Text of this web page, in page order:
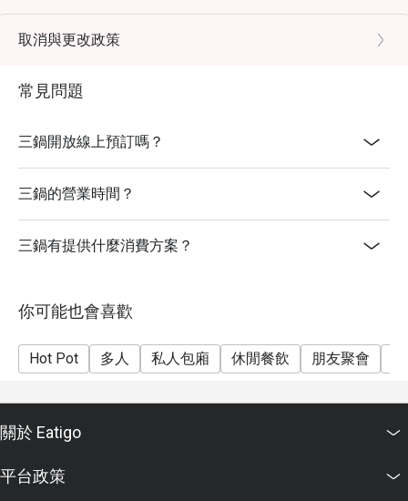
- 加一服務費以原價計算
- 餐廳留檯15分鐘
- 用餐時間為 2小時
取消與更改政策
常見問題
三鍋開放線上預訂嗎？
三鍋的營業時間？
三鍋有提供什麼消費方案？
你可能也會喜歡
Hot Pot 多人 私人包廂 休閒餐飲 朋友聚會
關於 Eatigo
平台政策